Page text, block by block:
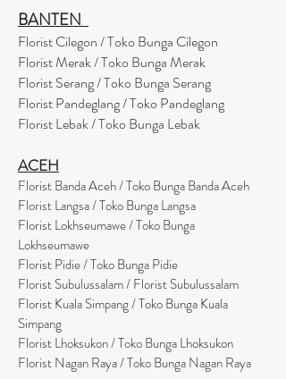
BANTEN
Florist Cilegon / Toko Bunga Cilegon
Florist Merak / Toko Bunga Merak
Florist Serang / Toko Bunga Serang
Florist Pandeglang / Toko Pandeglang
Florist Lebak / Toko Bunga Lebak
ACEH
Florist Banda Aceh / Toko Bunga Banda Aceh
Florist Langsa / Toko Bunga Langsa
Florist Lokhseumawe / Toko Bunga
Lokhseumawe
Florist Pidie / Toko Bunga Pidie
Florist Subulussalam / Florist Subulussalam
Florist Kuala Simpang / Toko Bunga Kuala
Simpang
Florist Lhoksukon / Toko Bunga Lhoksukon
Florist Nagan Raya / Toko Bunga Nagan Raya